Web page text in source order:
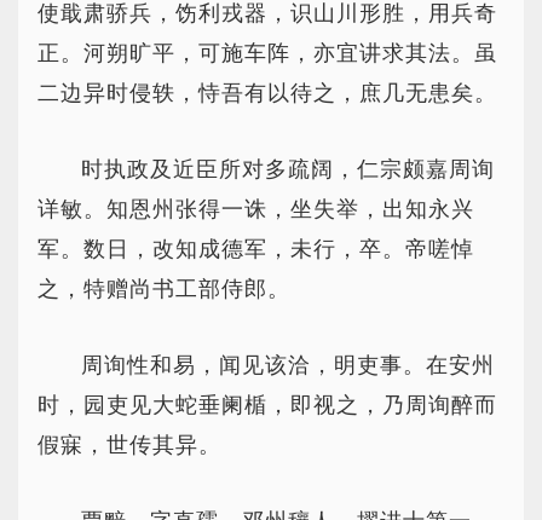
使戢肃骄兵，饬利戎器，识山川形胜，用兵奇
正。河朔旷平，可施车阵，亦宜讲求其法。虽
二边异时侵轶，恃吾有以待之，庶几无患矣。
时执政及近臣所对多疏阔，仁宗颇嘉周询
详敏。知恩州张得一诛，坐失举，出知永兴
军。数日，改知成德军，未行，卒。帝嗟悼
之，特赠尚书工部侍郎。
周询性和易，闻见该洽，明吏事。在安州
时，园吏见大蛇垂阑楯，即视之，乃周询醉而
假寐，世传其异。